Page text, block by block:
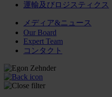
運輸及びロジスティクス
メディア&ニュース
Our Board
Expert Team
コンタクト